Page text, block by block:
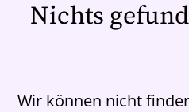
Nichts
Wir können nicht